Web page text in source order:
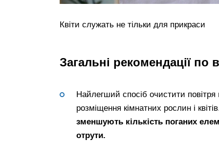
Квіти служать не тільки для прикраси
Загальні рекомендації по
Найлегший спосіб очистити
розміщення кімнатних рослин і
зменшують кількість поганих
отрути.